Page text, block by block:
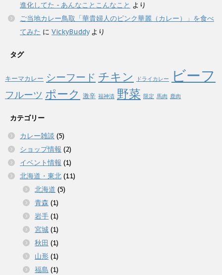
進化してた - あんなことこんなこと より
ご当地カレー鳥取「華貴婦人のピンク華麗（カレー）」を食べ
てみた に VickyBuddyより
タグ
キーマカレー シーフード チキン ドライカレー ビーフ
フルーツ ポーク 激辛 福神漬 野菜 限定 馬肉 鹿肉
カテゴリー
カレー雑談 (5)
ショップ情報 (2)
イベント情報 (1)
北海道・東北 (11)
北海道 (5)
青森 (1)
岩手 (1)
宮城 (1)
秋田 (1)
山形 (1)
福島 (1)